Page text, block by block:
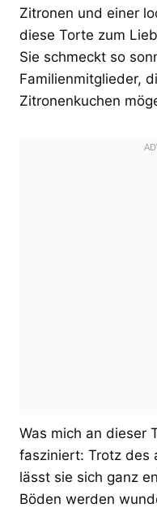
Zitronen und einer
diese Torte zum
Sie schmeckt so
Familienmitglieder,
Zitronenkuchen
Was mich an dieser
fasziniert: Trotz des
lässt sie sich ganz
Böden werden